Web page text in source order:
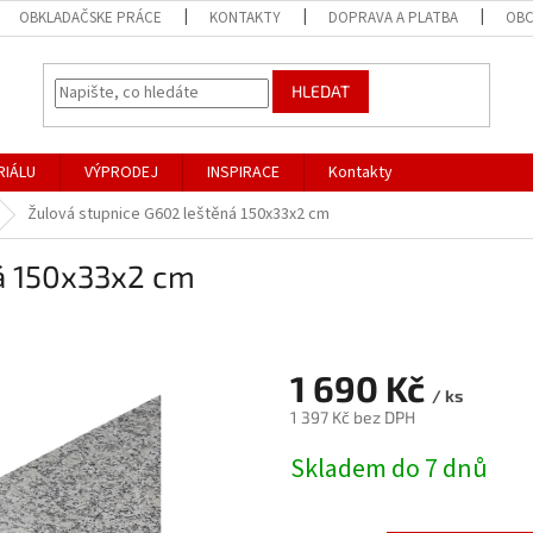
OBKLADAČSKE PRÁCE KONTAKTY DOPRAVA A PLATBA
HLEDAT
VÝPRODEJ INSPIRACE
Kontakty
Žulová stupnice G602 leštěná 150x33x2 cm
cm
1 690 Kč / ks
1 397 Kč bez DPH
cena:
Skladem do 7 dnů